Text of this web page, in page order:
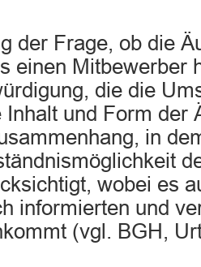
der Frage, ob die
einen Mitbewerber
die die
Inhalt und Form der
in
wobei es
informierten und
(vgl. BGH,